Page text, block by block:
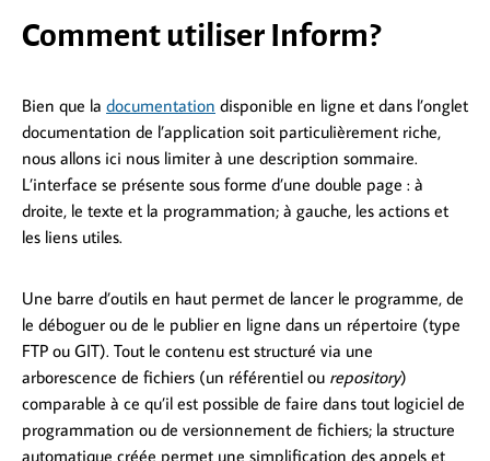
Comment utiliser Inform?
Bien que la documentation disponible en ligne et dans l’onglet
documentation de l’application soit particulièrement riche,
nous allons ici nous limiter à une description sommaire.
L’interface se présente sous forme d’une double page : à
droite, le texte et la programmation; à gauche, les actions et
les liens utiles.
Une barre d’outils en haut permet de lancer le programme, de
le déboguer ou de le publier en ligne dans un répertoire (type
FTP ou GIT). Tout le contenu est structuré via une
arborescence de fichiers (un référentiel ou repository)
comparable à ce qu’il est possible de faire dans tout logiciel de
programmation ou de versionnement de fichiers; la structure
automatique créée permet une simplification des appels et